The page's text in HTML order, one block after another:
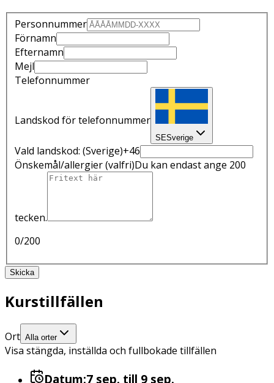
Personnummer
Förnamn
Efternamn
Mejl
Telefonnummer
Landskod för telefonnummer
SESverige
Vald landskod: (Sverige)+46
Önskemål/allergier(valfri)Du kan endast ange 200
tecken.
0/200
Skicka
Kurstillfällen
Ort Alla orter
Visa stängda, inställda och fullbokade tillfällen
Datum:7 sep. till 9 sep.